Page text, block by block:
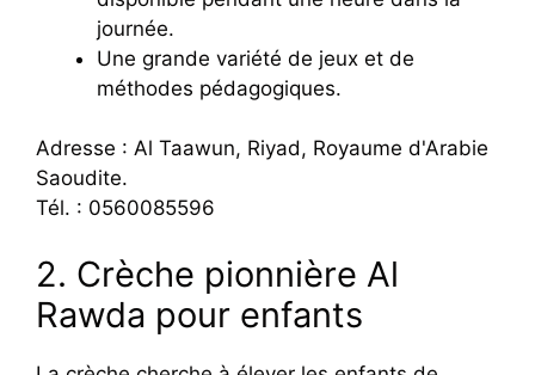
journée.
Une grande variété de jeux et de
méthodes pédagogiques.
Adresse : Al Taawun, Riyad, Royaume d'Arabie
Saoudite.
Tél. : 0560085596
2. Crèche pionnière Al
Rawda pour enfants